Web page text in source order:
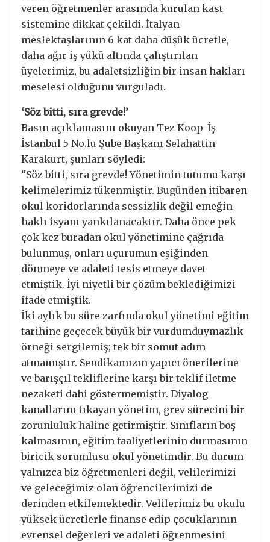
veren öğretmenler arasında kurulan kast
sistemine dikkat çekildi. İtalyan
meslektaşlarının 6 kat daha düşük ücretle,
daha ağır iş yükü altında çalıştırılan
üyelerimiz, bu adaletsizliğin bir insan hakları
meselesi olduğunu vurguladı.
‘Söz bitti, sıra grevde!’
Basın açıklamasını okuyan Tez Koop-İş
İstanbul 5 No.lu Şube Başkanı Selahattin
Karakurt, şunları söyledi:
“Söz bitti, sıra grevde! Yönetimin tutumu karşı
kelimelerimiz tükenmiştir. Bugünden itibaren
okul koridorlarında sessizlik değil emeğin
haklı isyanı yankılanacaktır. Daha önce pek
çok kez buradan okul yönetimine çağrıda
bulunmuş, onları uçurumun eşiğinden
dönmeye ve adaleti tesis etmeye davet
etmiştik. İyi niyetli bir çözüm beklediğimizi
ifade etmiştik.
İki aylık bu süre zarfında okul yönetimi eğitim
tarihine geçecek büyük bir vurdumduymazlık
örneği sergilemiş; tek bir somut adım
atmamıştır. Sendikamızın yapıcı önerilerine
ve barışçıl tekliflerine karşı bir teklif iletme
nezaketi dahi göstermemiştir. Diyalog
kanallarını tıkayan yönetim, grev sürecini bir
zorunluluk haline getirmiştir. Sınıfların boş
kalmasının, eğitim faaliyetlerinin durmasının
biricik sorumlusu okul yönetimdir. Bu durum
yalnızca biz öğretmenleri değil, velilerimizi
ve geleceğimiz olan öğrencilerimizi de
derinden etkilemektedir. Velilerimiz bu okulu
yüksek ücretlerle finanse edip çocuklarının
evrensel değerleri ve adaleti öğrenmesini